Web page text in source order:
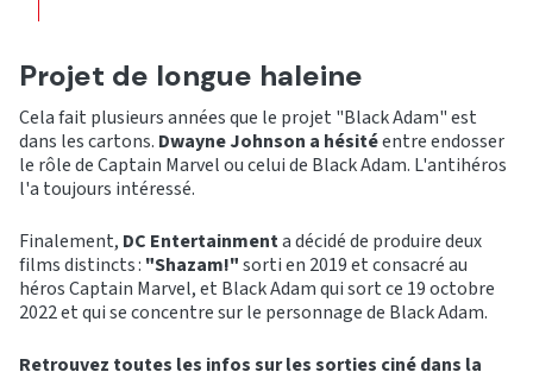
Projet de longue haleine
Cela fait plusieurs années que le projet "Black Adam" est
dans les cartons. Dwayne Johnson a hésitéentre endosser
le rôle de Captain Marvel ou celui de Black Adam. L'antihéros
l'a toujours intéressé.
Finalement, DC Entertainmenta décidé de produire deux
films distincts : "Shazam!"sorti en 2019 et consacré au
héros Captain Marvel, et Black Adam qui sort ce 19 octobre
2022 et qui se concentre sur le personnage de Black Adam.
Retrouvez toutes les infos sur les sorties ciné dans la